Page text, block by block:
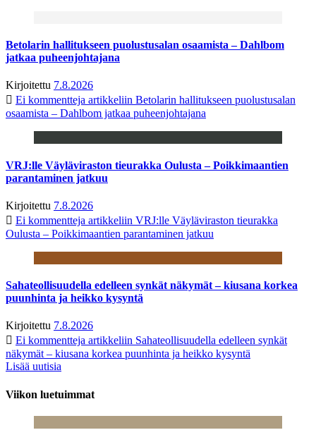
Betolarin hallitukseen puolustusalan osaamista – Dahlbom
jatkaa puheenjohtajana
Kirjoitettu 7.8.2026
Ei kommentteja artikkeliin Betolarin hallitukseen puolustusalan
osaamista – Dahlbom jatkaa puheenjohtajana
VRJ:lle Väyläviraston tieurakka Oulusta – Poikkimaantien
parantaminen jatkuu
Kirjoitettu 7.8.2026
Ei kommentteja artikkeliin VRJ:lle Väyläviraston tieurakka
Oulusta – Poikkimaantien parantaminen jatkuu
Sahateollisuudella edelleen synkät näkymät – kiusana korkea
puunhinta ja heikko kysyntä
Kirjoitettu 7.8.2026
Ei kommentteja artikkeliin Sahateollisuudella edelleen synkät
näkymät – kiusana korkea puunhinta ja heikko kysyntä
Lisää uutisia
Viikon luetuimmat